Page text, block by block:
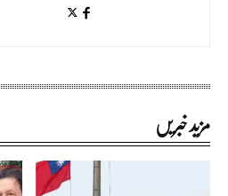
مزید خبریں